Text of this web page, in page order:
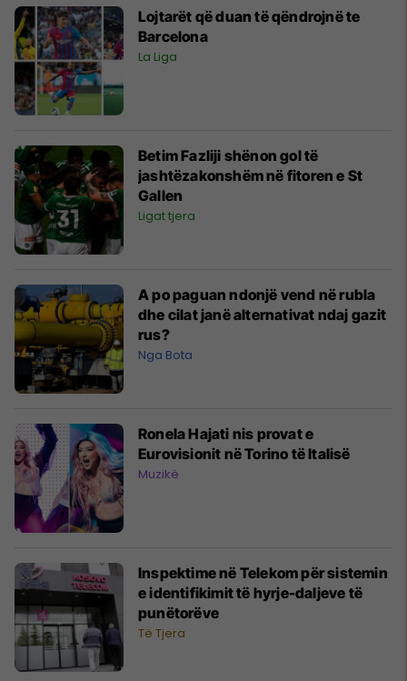
Lojtarët që duan të qëndrojnë te
Barcelona
La Liga
Betim Fazliji shënon gol të
jashtëzakonshëm në fitoren e St
Gallen
Ligat tjera
A po paguan ndonjë vend në rubla
dhe cilat janë alternativat ndaj gazit
rus?
Nga Bota
Ronela Hajati nis provat e
Eurovisionit në Torino të Italisë
Muzikë
Inspektime në Telekom për sistemin
e identifikimit të hyrje-daljeve të
punëtorëve
Të Tjera